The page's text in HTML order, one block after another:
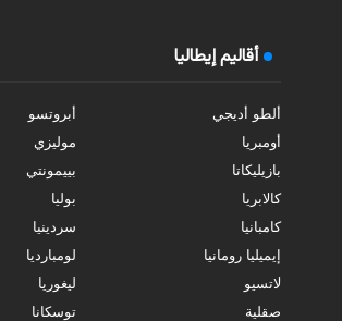
أقاليم إيطاليا
ألطو أديجي
أبروتسو
أومبريا
موليزي
بازيليكاتا
بييمونتي
كالابريا
بوليا
كامبانيا
سردينيا
إيميليا رومانيا
لومبارديا
لاتسيو
ليغوريا
صقلية
توسكانا